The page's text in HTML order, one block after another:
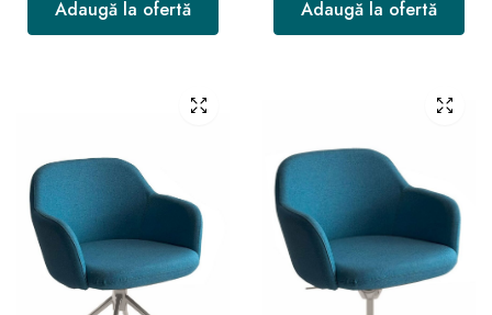
Adaugă la ofertă Adaugă la ofertă